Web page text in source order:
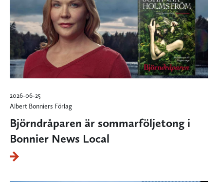
2026-06-25
Albert Bonniers Förlag
Björndråparen är sommarföljetong i
Bonnier News Local